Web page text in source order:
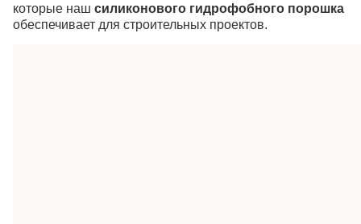
которые наш силиконового гидрофобного порошка
обеспечивает для строительных проектов.